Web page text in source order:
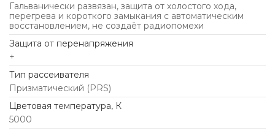
Гальванически развязан, защита от холостого хода,
перегрева и короткого замыкания с автоматическим
восстановлением, не создаёт радиопомехи
Защита от перенапряжения
+
Тип рассеивателя
Призматический (PRS)
Цветовая температура, К
5000